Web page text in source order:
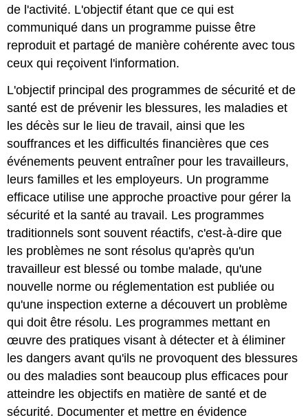
de l'activité. L'objectif étant que ce qui est
communiqué dans un programme puisse être
reproduit et partagé de manière cohérente avec tous
ceux qui reçoivent l'information.
L'objectif principal des programmes de sécurité et de
santé est de prévenir les blessures, les maladies et
les décès sur le lieu de travail, ainsi que les
souffrances et les difficultés financières que ces
événements peuvent entraîner pour les travailleurs,
leurs familles et les employeurs. Un programme
efficace utilise une approche proactive pour gérer la
sécurité et la santé au travail. Les programmes
traditionnels sont souvent réactifs, c'est-à-dire que
les problèmes ne sont résolus qu'après qu'un
travailleur est blessé ou tombe malade, qu'une
nouvelle norme ou réglementation est publiée ou
qu'une inspection externe a découvert un problème
qui doit être résolu. Les programmes mettant en
œuvre des pratiques visant à détecter et à éliminer
les dangers avant qu'ils ne provoquent des blessures
ou des maladies sont beaucoup plus efficaces pour
atteindre les objectifs en matière de santé et de
sécurité. Documenter et mettre en évidence